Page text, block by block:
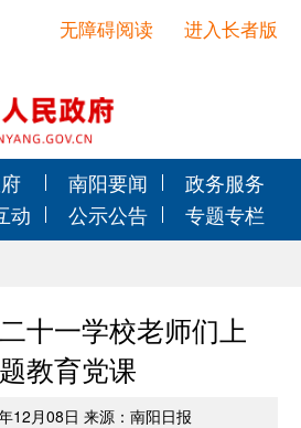
进入长者版
无障碍阅读
南阳要闻
政务服务
动 公示公告
专题专栏
十一学校老师们上
教育党课
12月08日 来源：南阳日报